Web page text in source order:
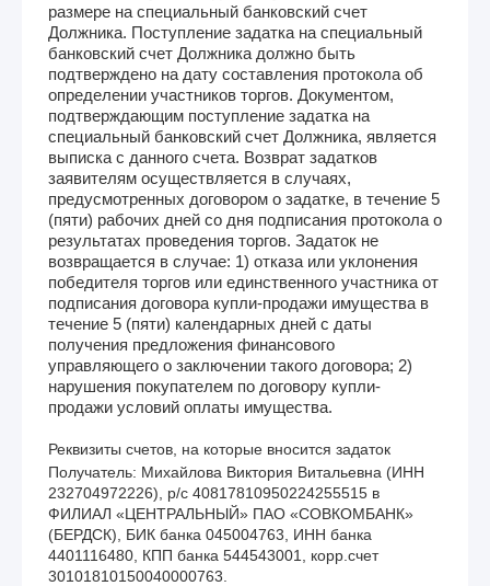
размере на специальный банковский счет
Должника. Поступление задатка на специальный
банковский счет Должника должно быть
подтверждено на дату составления протокола об
определении участников торгов. Документом,
подтверждающим поступление задатка на
специальный банковский счет Должника, является
выписка с данного счета. Возврат задатков
заявителям осуществляется в случаях,
предусмотренных договором о задатке, в течение 5
(пяти) рабочих дней со дня подписания протокола о
результатах проведения торгов. Задаток не
возвращается в случае: 1) отказа или уклонения
победителя торгов или единственного участника от
подписания договора купли-продажи имущества в
течение 5 (пяти) календарных дней с даты
получения предложения финансового
управляющего о заключении такого договора; 2)
нарушения покупателем по договору купли-
продажи условий оплаты имущества.
Реквизиты счетов, на которые вносится задаток
Получатель: Михайлова Виктория Витальевна (ИНН
232704972226), р/с 40817810950224255515 в
ФИЛИАЛ «ЦЕНТРАЛЬНЫЙ» ПАО «СОВКОМБАНК»
(БЕРДСК), БИК банка 045004763, ИНН банка
4401116480, КПП банка 544543001, корр.счет
30101810150040000763.